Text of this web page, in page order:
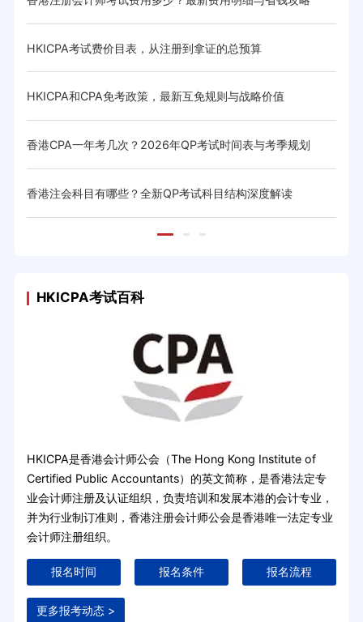
HKICPA考试费价目表，从注册到拿证的总预算
HKICPA和CPA免考政策，最新互免规则与战略价值
香港CPA一年考几次？2026年QP考试时间表与考季规划
香港注会科目有哪些？全新QP考试科目结构深度解读
HKICPA考试百科
HKICPA是香港会计师公会（The Hong Kong Institute of
Certified Public Accountants）的英文简称，是香港法定专
业会计师注册及认证组织，负责培训和发展本港的会计专业，
并为行业制订准则，香港注册会计师公会是香港唯一法定专业
会计师注册组织。
报名时间 报名条件 报名流程
更多报考动态 >